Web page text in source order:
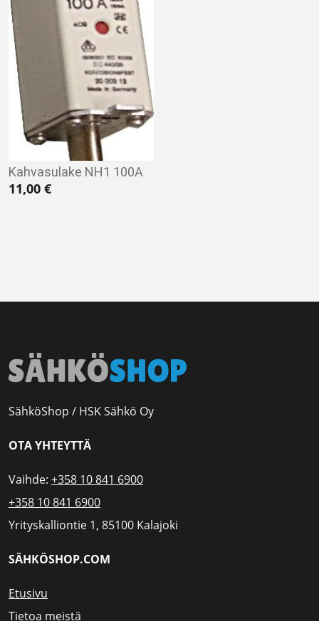
Kahvasulake NH1 100A
11,00 €
SähköShop / HSK Sähkö Oy
OTA YHTEYTTÄ
Vaihde: +358 10 841 6900
+358 10 841 6900
Yrityskalliontie 1, 85100 Kalajoki
SÄHKÖSHOP.COM
Etusivu
Tietoa meistä